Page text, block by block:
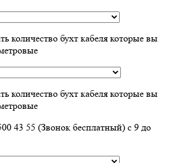
количество бухт кабеля которые вы
количество бухт кабеля которые вы
43 55 (Звонок бесплатный) с 9 до